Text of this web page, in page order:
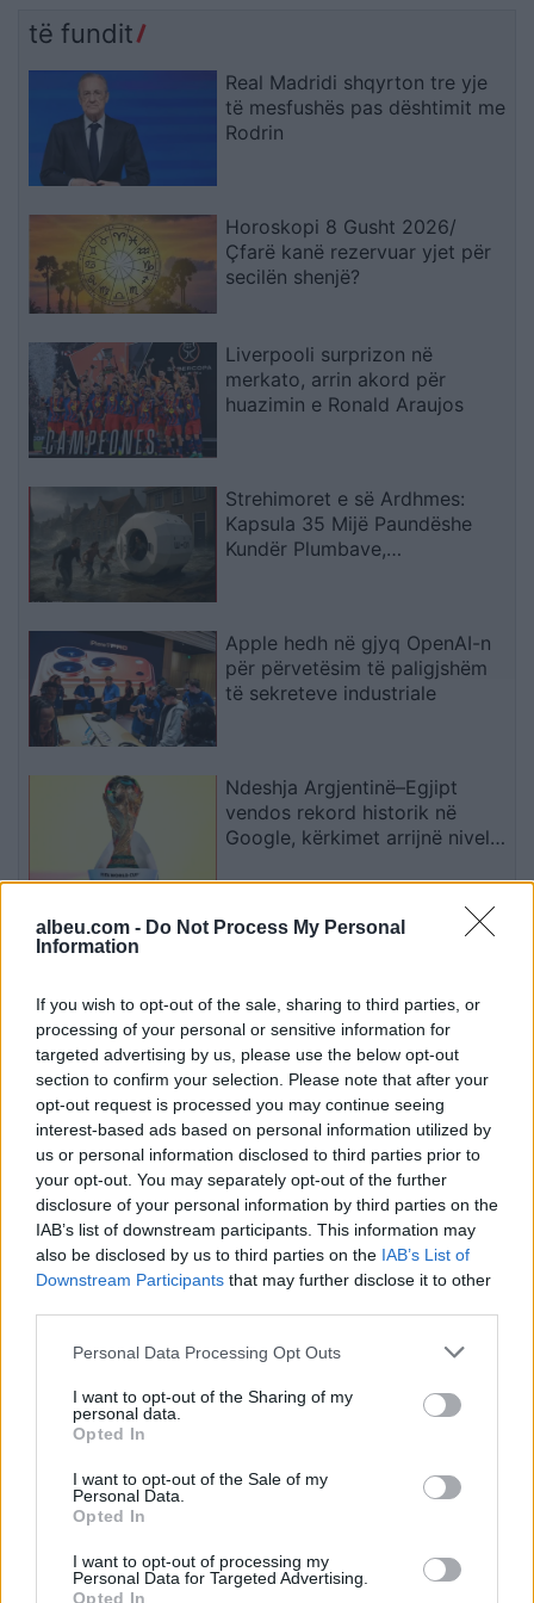
albeu.com - Do Not Process My Personal
Information
If you wish to opt-out of the sale, sharing to third parties, or
processing of your personal or sensitive information for
targeted advertising by us, please use the below opt-out
section to confirm your selection. Please note that after your
opt-out request is processed you may continue seeing
interest-based ads based on personal information utilized by
us or personal information disclosed to third parties prior to
your opt-out. You may separately opt-out of the further
disclosure of your personal information by third parties on the
IAB’s list of downstream participants. This information may
also be disclosed by us to third parties on the IAB’s List of
Downstream Participants that may further disclose it to other
Personal Data Processing Opt Outs
I want to opt-out of the Sharing of my
personal data.
Opted In
I want to opt-out of the Sale of my
Personal Data.
Opted In
I want to opt-out of processing my
Personal Data for Targeted Advertising.
Opted In
të fundit
Real Madridi shqyrton tre yje
të mesfushës pas dështimit me
Rodrin
Horoskopi 8 Gusht 2026/
Çfarë kanë rezervuar yjet për
secilën shenjë?
Liverpooli surprizon në
merkato, arrin akord për
huazimin e Ronald Araujos
Strehimoret e së Ardhmes:
Kapsula 35 Mijë Paundëshe
Kundër Plumbave,
Apple hedh në gjyq OpenAI-n
për përvetësim të paligjshëm
të sekreteve industriale
Ndeshja Argjentinë–Egjipt
vendos rekord historik në
Google, kërkimet arrijnë nivele
Kina zbulon robotë humanoidë
Esim for Global|Esim for Europe
for Turkey|Esim for Germany|Esim for Greece|
for Asia|Esim for World Cup 2026
Esim for Saudi